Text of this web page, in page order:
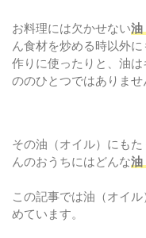
お料理には欠かせない油
ん食材を炒める時以外
作りに使ったりと、油
ののひとつではありませ
その油（オイル）にも
んのおうちにはどんな油
この記事では油（オイ
めています。